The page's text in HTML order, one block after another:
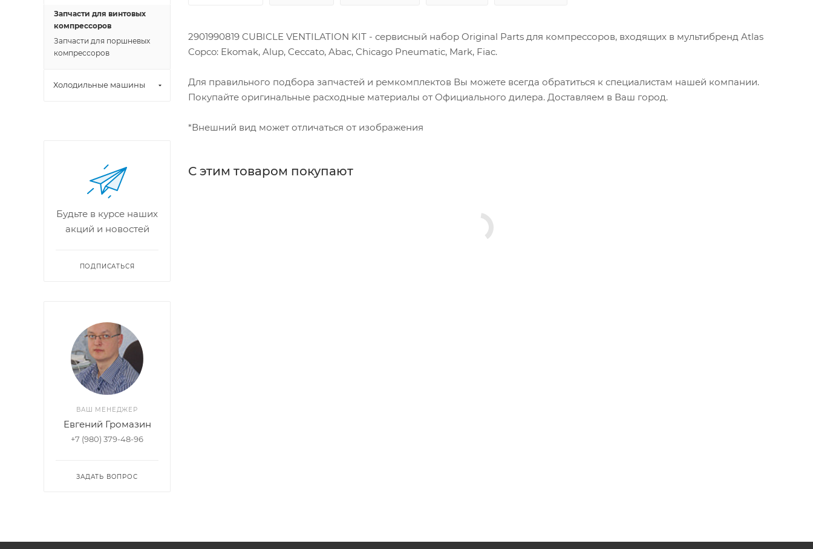
2901990819 CUBICLE VENTILATION KIT - сервисный набор Original Parts для компрессоров, входящих в мультибренд Atlas
Copco: Ekomak, Alup, Ceccato, Abac, Chicago Pneumatic, Mark, Fiac.
Для правильного подбора запчастей и ремкомплектов Вы можете всегда обратиться к специалистам нашей компании.
Покупайте оригинальные расходные материалы от Официального дилера. Доставляем в Ваш город.
*Внешний вид может отличаться от изображения
С этим товаром покупают
Запчасти для винтовых
компрессоров
Запчасти для поршневых
компрессоров
Холодильные машины
Будьте в курсе наших
акций и новостей
ПОДПИСАТЬСЯ
ВАШ МЕНЕДЖЕР
Евгений Громазин
+7 (980) 379-48-96
ЗАДАТЬ ВОПРОС